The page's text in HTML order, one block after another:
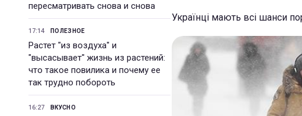
пересматривать снова и снова
17:14 ПОЛЕЗНОЕ
Растет "из воздуха" и
"высасывает" жизнь из растений:
что такое повилика и почему ее
так трудно побороть
16:27 ВКУСНО
Українці мають всі шанси